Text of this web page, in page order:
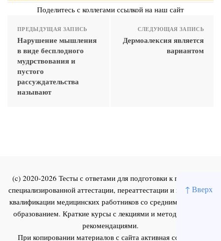
↑ Вверх
Поделитесь с коллегами ссылкой на наш сайт
ПРЕДЫДУЩАЯ ЗАПИСЬ
Нарушение мышления
в виде бесплодного
мудрствования и
пустого
рассуждательства
называют
СЛЕДУЮЩАЯ ЗАПИСЬ
Дермоалексия является
вариантом
(c) 2020-2026 Тесты с ответами для подготовки к первичной
специализированной аттестации, переаттестации и повышения
квалификации медицинских работников со средним и высшим
образованием. Краткие курсы с лекциями и методическими
рекомендациями.
При копировании материалов с сайта активная ссылка на